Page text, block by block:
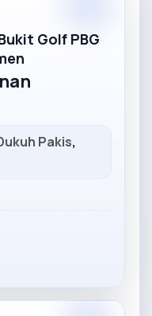
Golf PBG
Pakis,